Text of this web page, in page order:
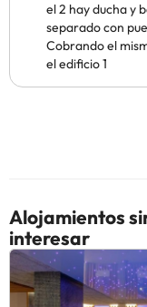
el 2 hay ducha y
separado con
Cobrando el
el edificio 1
Alojamientos
interesar